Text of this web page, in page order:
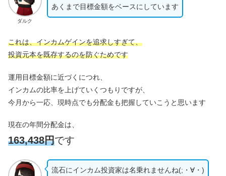
ダルク
あくまで目標金額をベースにしています
これは、インカムゲインを追求しすぎて、
投資元本を既存するのを防ぐためです
運用目標金額に近づくにつれ、
インカムの比率を上げていくつもりですが、
今月から一応、現時点でも分配金も把握していこうと思います
現在の年間分配金は、
163,438円です
流石にインカム投資家は名乗れませんね(;・∀・)